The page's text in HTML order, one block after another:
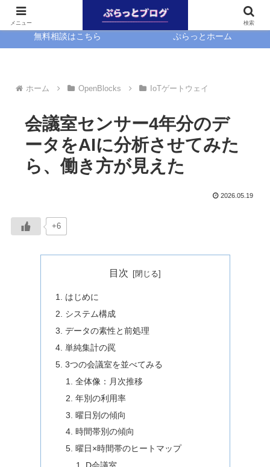
無料相談はこちら ぷらっとホーム
ホーム OpenBlocks IoTゲートウェイ
会議室センサー4年分のデ
ータをAIに分析させてみた
ら、働き方が見えた
2026.05.19
+6
目次
はじめに
システム構成
データの素性と前処理
単純集計の罠
3つの会議室を並べてみる
全体像：月次推移
年別の利用率
曜日別の傾向
時間帯別の傾向
曜日×時間帯のヒートマップ
メニュー 検索